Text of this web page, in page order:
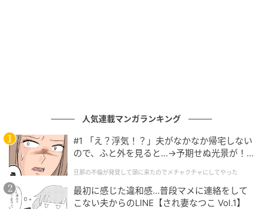
人気連載マンガランキング
#1 「え？浮気！？」夫がなかなか帰宅しない
ので、ふと外を見ると…→予期せぬ光景が！
クチャにしてやった
旦那の不倫が発覚して頭に来たのでメチャクチャにしてやった
最初に感じた違和感…普段マメに連絡をして
こない夫からのLINE【され妻なつこ Vol.1】